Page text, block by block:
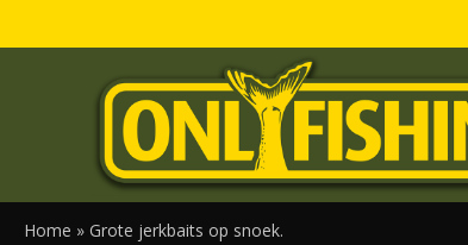
Home » Grote jerkbaits op snoek.